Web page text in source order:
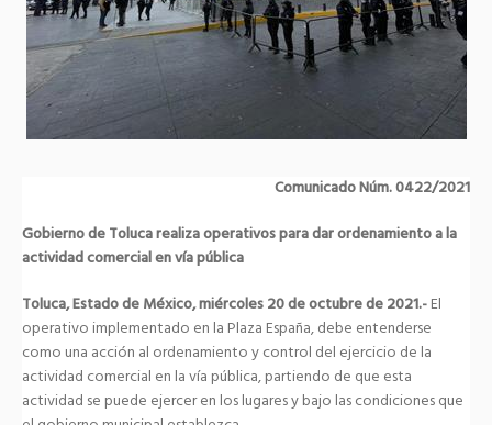
Comunicado Núm. 0422/2021
Gobierno de Toluca realiza operativos para dar ordenamiento a la
actividad comercial en vía pública
Toluca, Estado de México, miércoles 20 de octubre de 2021.-El
operativo implementado en la Plaza España, debe entenderse
como una acción al ordenamiento y control del ejercicio de la
actividad comercial en la vía pública, partiendo de que esta
actividad se puede ejercer en los lugares y bajo las condiciones que